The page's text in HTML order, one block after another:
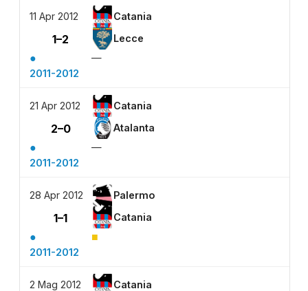
11 Apr 2012 Catania
1–2 Lecce
●
—
2011-2012
21 Apr 2012 Catania
2–0 Atalanta
●
—
2011-2012
28 Apr 2012 Palermo
1–1 Catania
● ■
2011-2012
2 Mag 2012 Catania